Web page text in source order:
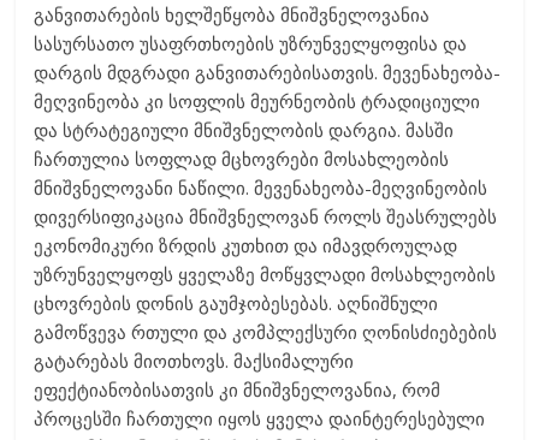
განვითარების ხელშეწყობა მნიშვნელოვანია
სასურსათო უსაფრთხოების უზრუნველყოფისა და
დარგის მდგრადი განვითარებისათვის. მევენახეობა-
მეღვინეობა კი სოფლის მეურნეობის ტრადიციული
და სტრატეგიული მნიშვნელობის დარგია. მასში
ჩართულია სოფლად მცხოვრები მოსახლეობის
მნიშვნელოვანი ნაწილი. მევენახეობა-მეღვინეობის
დივერსიფიკაცია მნიშვნელოვან როლს შეასრულებს
ეკონომიკური ზრდის კუთხით და იმავდროულად
უზრუნველყოფს ყველაზე მოწყვლადი მოსახლეობის
ცხოვრების დონის გაუმჯობესებას. აღნიშნული
გამოწვევა რთული და კომპლექსური ღონისძიებების
გატარებას მიოთხოვს. მაქსიმალური
ეფექტიანობისათვის კი მნიშვნელოვანია, რომ
პროცესში ჩართული იყოს ყველა დაინტერესებული